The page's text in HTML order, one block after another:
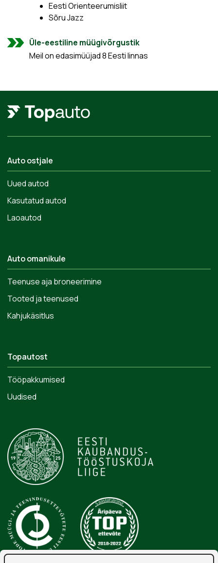
Eesti Orienteerumisliit
Sõru Jazz
Üle-eestiline müügivõrgustik
Meil on edasimüüjad 8 Eesti linnas
Auto ostjale
Uued autod
Kasutatud autod
Laoautod
Auto omanikule
Teenuse aja broneerimine
Tooted ja teenused
Kahjukäsitlus
Topautost
Tööpakkumised
Uudised